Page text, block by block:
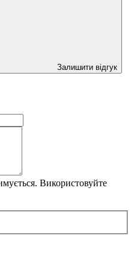
Залишити відгук
Використовуйте